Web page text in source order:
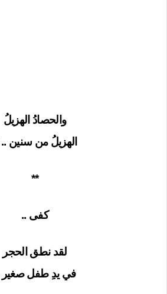
والحصادُ الهزيلُ
الهزيلُ من سنين
**
كفى ..
لقد نطق الحجر
في يدِ طفل صغير